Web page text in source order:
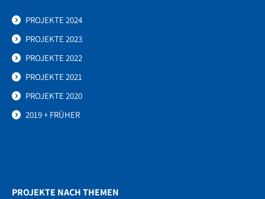
PROJEKTE 2024
PROJEKTE 2023
PROJEKTE 2022
PROJEKTE 2021
PROJEKTE 2020
2019 + FRÜHER
PROJEKTE NACH THEMEN